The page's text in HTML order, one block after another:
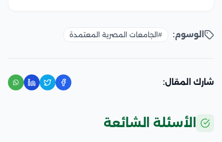
الوسوم: #الجامعات المصرية المعتمدة
شارك المقال:
الأسئلة الشائعة